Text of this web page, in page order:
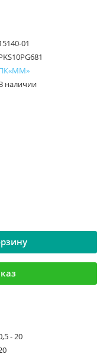
01
наличии
- 20